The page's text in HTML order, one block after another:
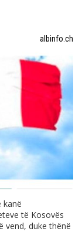
albinfo.ch
kanë
të Kosovës
vend, duke thënë